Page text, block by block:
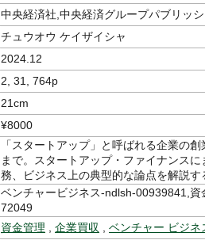
中央経済社,中央経済グループパブリッ
チュウオウ ケイザイシャ
2024.12
2, 31, 764p
21cm
¥8000
「スタートアップ」と呼ばれる企業の
まで。スタートアップ・ファイナンス
務、ビジネス上の典型的な論点を解説す
ベンチャービジネス-ndlsh-00939841,
72049
資金管理 企業買収
ベンチャー ビジネ